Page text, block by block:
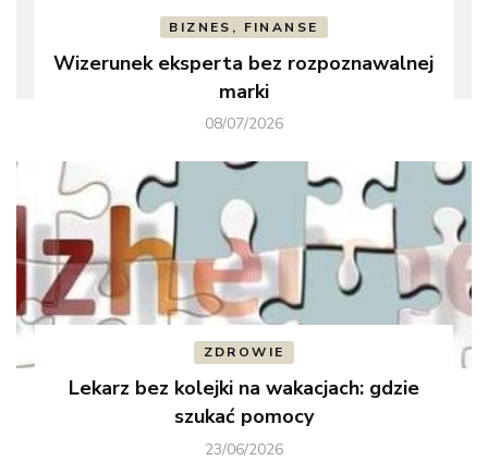
BIZNES, FINANSE
Wizerunek eksperta bez rozpoznawalnej
marki
08/07/2026
ZDROWIE
Lekarz bez kolejki na wakacjach: gdzie
szukać pomocy
23/06/2026